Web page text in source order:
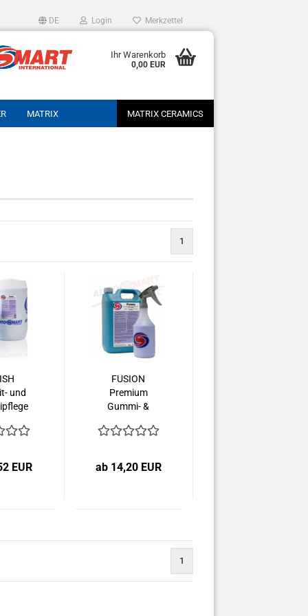
DE Login Merkzettel
Ihr Warenkorb
0,00 EUR
MATRIX MATRIX CERAMICS
1
und
EUR
FUSION
Premium
Gummi- &
Kopie
ab 14,20 EUR
1